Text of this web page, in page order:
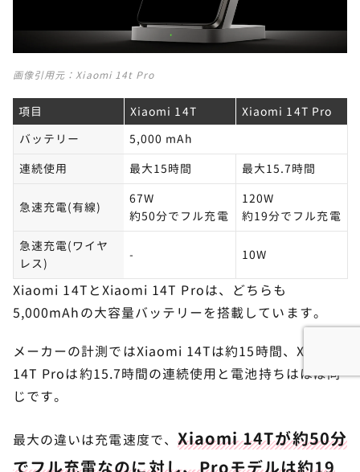
画像引用元：Xiaomi 14t Pro
項目 Xiaomi 14T
Xiaomi 14T Pro
バッテリー
5,000 mAh
連続使用
最大15時間 最大15.7時間
急速充電(有線)
67W
約50分でフル充電
120W
約19分でフル充電
急速充電(ワイヤ
レス)
- 10W
Xiaomi 14TとXiaomi 14T Proは、どちらも
5,000mAhの大容量バッテリーを搭載しています。
メーカーの計測ではXiaomi 14Tは約15時間、Xiaomi
14T Proは約15.7時間の連続使用と電池持ちはほぼ同
じです。
最大の違いは充電速度で、 Xiaomi 14Tが約50分
でフル充電なのに対し、Proモデルは約19